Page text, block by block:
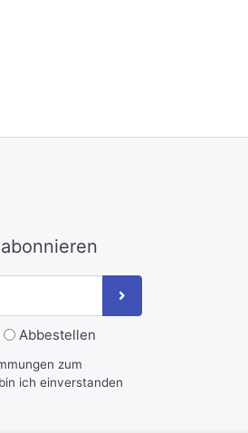
Abbestellen
zum
ich einverstanden